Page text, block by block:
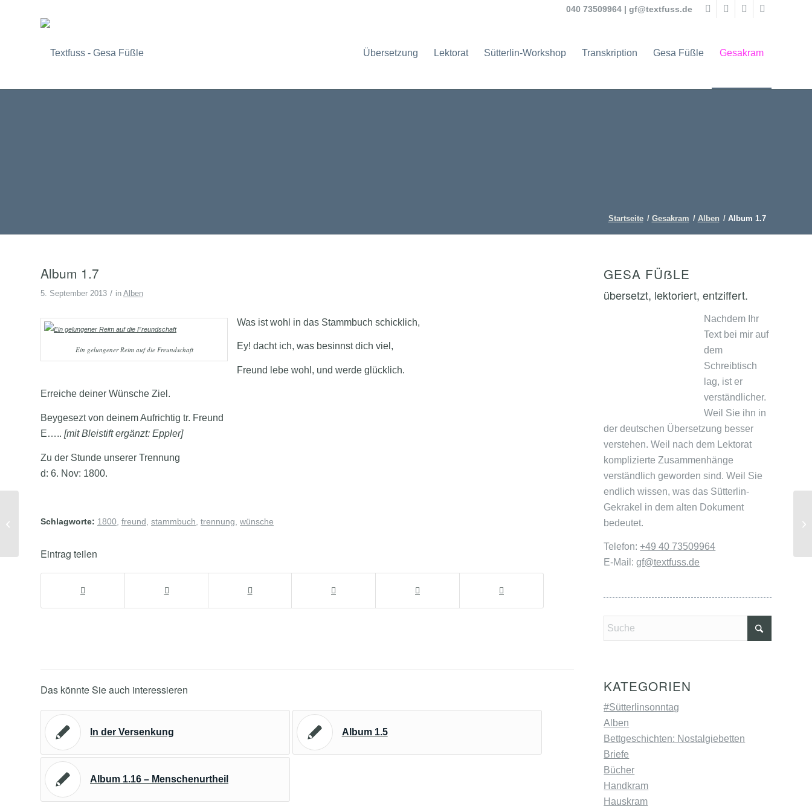
040 73509964 | gf@textfuss.de
Übersetzung Lektorat Sütterlin-Workshop Transkription Gesa Füßle Gesakram
Startseite / Gesakram / Alben / Album 1.7
Album 1.7
5. September 2013 / in Alben
Ein gelungener Reim auf die Freundschaft
Was ist wohl in das Stammbuch schicklich,
Ey! dacht ich, was besinnst dich viel,
Freund lebe wohl, und werde glücklich.
Erreiche deiner Wünsche Ziel.
Beygesezt von deinem Aufrichtig tr. Freund
E….. [mit Bleistift ergänzt: Eppler]
Zu der Stunde unserer Trennung
d: 6. Nov: 1800.
Schlagworte: 1800 freund stammbuch trennung wünsche
Eintrag teilen
Das könnte Sie auch interessieren
In der Versenkung Album 1.5
Album 1.16 – Menschenurtheil
GESA FÜẞLE
übersetzt, lektoriert, entziffert.
Nachdem Ihr
Text bei mir auf
dem
Schreibtisch
lag, ist er
verständlicher.
Weil Sie ihn in
der deutschen Übersetzung besser
verstehen. Weil nach dem Lektorat
komplizierte Zusammenhänge
verständlich geworden sind. Weil Sie
endlich wissen, was das Sütterlin-
Gekrakel in dem alten Dokument
bedeutet.
Telefon:+49 40 73509964
E-Mail:gf@textfuss.de
KATEGORIEN
#Sütterlinsonntag
Alben
Bettgeschichten: Nostalgiebetten
Briefe
Bücher
Handkram
Hauskram
02.05.1936: … ich habe gestern